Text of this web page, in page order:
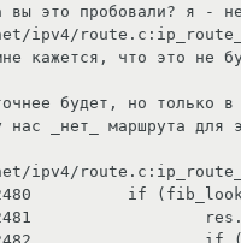
вы это пробовали? я -
ipv4/
кажется, что это не
будет, но только
нас _нет_ маршрута для
ipv4/
if
res.fi